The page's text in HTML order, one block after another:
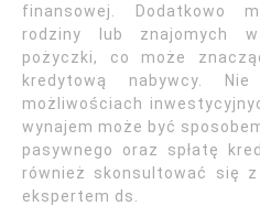
finansowej. Dodatkowo
rodziny lub znajomych
pożyczki, co może
kredytową nabywcy.
możliwościach
wynajem może być
pasywnego oraz spłatę
również skonsultować się
ekspertem ds.